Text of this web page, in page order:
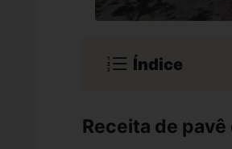
Índice
Receita de